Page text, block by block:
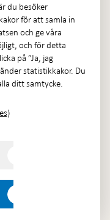
du besöker
för att samla in
och ge våra
och för detta
på ”Ja, jag
statistikkakor. Du
ditt samtycke.